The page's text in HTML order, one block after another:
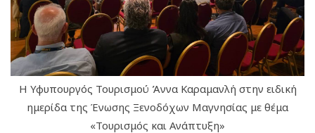
H Υφυπουργός Τουρισμού Άννα Καραμανλή στην ειδική
ημερίδα της Ένωσης Ξενοδόχων Μαγνησίας με θέμα
«Τουρισμός και Ανάπτυξη»